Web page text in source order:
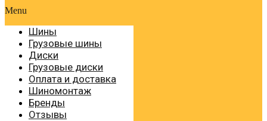
Menu
Шины
Грузовые шины
Диски
Грузовые диски
Оплата и доставка
Шиномонтаж
Бренды
Отзывы